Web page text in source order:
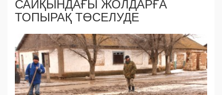
САЙҚЫНДАҒЫ ЖОЛДАРҒА
ТОПЫРАҚ ТӨСЕЛУДЕ